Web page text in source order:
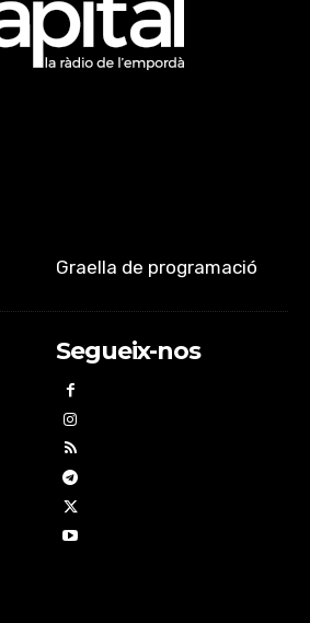
Graella de programació
Segueix-nos